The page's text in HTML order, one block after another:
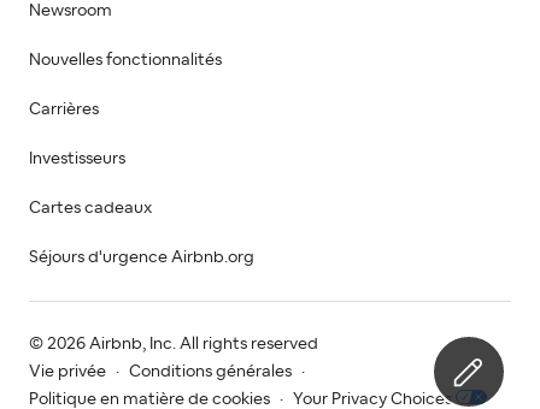
Newsroom
Nouvelles fonctionnalités
Carrières
Investisseurs
Cartes cadeaux
Séjours d'urgence Airbnb.org
© 2026 Airbnb, Inc. All rights reserved
Vie privée
· Conditions générales
·
Politique en matière de cookies
· Your Privacy Choices